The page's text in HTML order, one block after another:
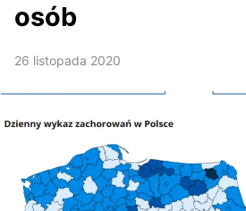
osób
26 listopada 2020